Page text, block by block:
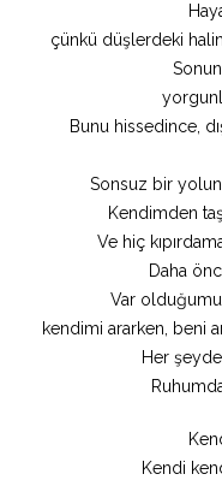
çünkü düşlerdeki
Bunu hissedince,
Sonsuz bir yolun
Kendimden
Ve hiç
Daha
Var
kendimi ararken, beni
Her
Kendi